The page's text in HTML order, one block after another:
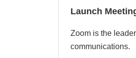
Launch
Zoom is the
communications.